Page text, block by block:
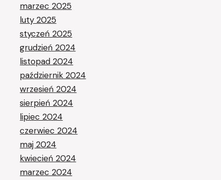
marzec 2025
luty 2025
styczeń 2025
grudzień 2024
listopad 2024
październik 2024
wrzesień 2024
sierpień 2024
lipiec 2024
czerwiec 2024
maj 2024
kwiecień 2024
marzec 2024